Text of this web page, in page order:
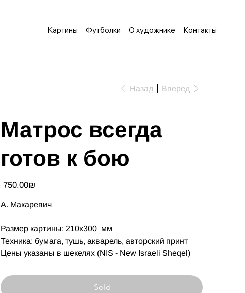
Картины Футболки О художнике Контакты
Назад Вперед
Матрос всегда
готов к бою
Цена ‏750.00 ‏₪
А. Макаревич
Размер картины: 210х300 мм
Техника: бумага, тушь, акварель, авторский принт
Цены указаны в шекелях (NIS - New Israeli Sheqel)
Sold